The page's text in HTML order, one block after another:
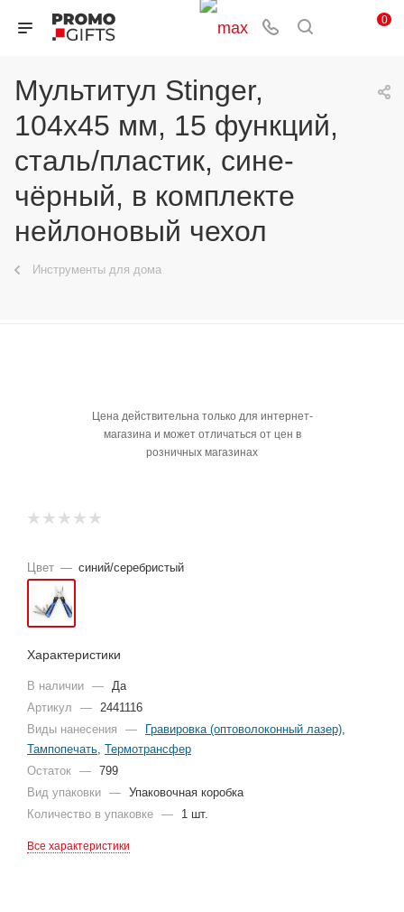
0
Мультитул Stinger,
104x45 мм, 15 функций,
сталь/пластик, сине-
чёрный, в комплекте
нейлоновый чехол
Инструменты для дома
Цена действительна только для интернет-
магазина и может отличаться от цен в
розничных магазинах
Цвет — синий/серебристый
Характеристики
В наличии —
Да
Артикул
—
2441116
Виды нанесения
— Гравировка (оптоволоконный лазер)
Тампопечать Термотрансфер
Остаток — 799
Вид упаковки — Упаковочная коробка
Количество в упаковке — 1 шт.
Все характеристики